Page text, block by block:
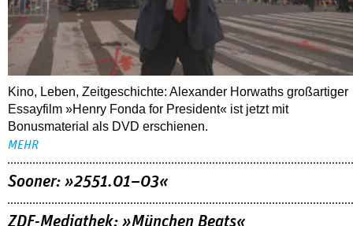
Kino, Leben, Zeitgeschichte: Alexander Horwaths großartiger
Essayfilm »Henry Fonda for President« ist jetzt mit
Bonusmaterial als DVD erschienen.
MEHR
Sooner: »2551.01–03«
ZDF-Mediathek: »München Beats«